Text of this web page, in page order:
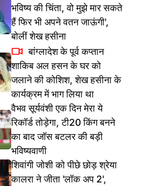
भविष्य की चिंता, वो मुझे मार सकते
हैं फिर भी अपने वतन जाऊंगी',
बोलीं शेख हसीना
बांग्लादेश के पूर्व कप्तान
शाकिब अल हसन के घर को
जलाने की कोशिश, शेख हसीना के
कार्यक्रम में भाग लिया था
वैभव सूर्यवंशी एक दिन मेरा ये
रिकॉर्ड तोड़ेगा, टी20 किंग बनने
का बाद जॉस बटलर की बड़ी
भविष्यवाणी
शिवांगी जोशी को पीछे छोड़ श्रेया
कालरा ने जीता 'लॉक अप 2',